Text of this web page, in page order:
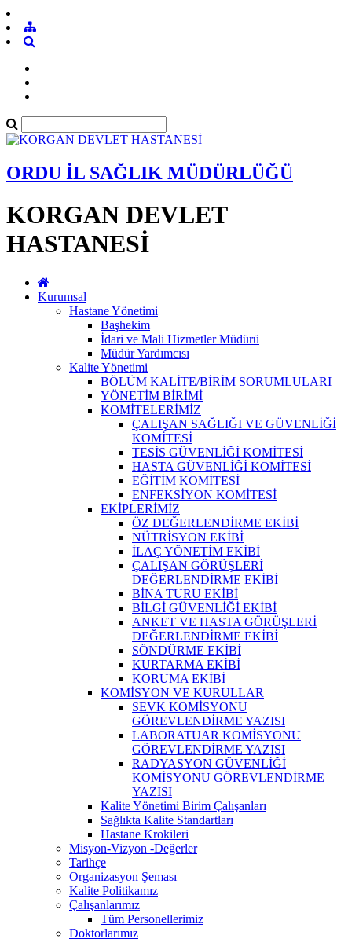
ORDU İL SAĞLIK MÜDÜRLÜĞÜ
KORGAN DEVLET
HASTANESİ
Kurumsal
Hastane Yönetimi
Başhekim
İdari ve Mali Hizmetler Müdürü
Müdür Yardımcısı
Kalite Yönetimi
BÖLÜM KALİTE/BİRİM SORUMLULARI
YÖNETİM BİRİMİ
KOMİTELERİMİZ
ÇALIŞAN SAĞLIĞI VE GÜVENLİĞİ
KOMİTESİ
TESİS GÜVENLİĞİ KOMİTESİ
HASTA GÜVENLİĞİ KOMİTESİ
EĞİTİM KOMİTESİ
ENFEKSİYON KOMİTESİ
EKİPLERİMİZ
ÖZ DEĞERLENDİRME EKİBİ
NÜTRİSYON EKİBİ
İLAÇ YÖNETİM EKİBİ
ÇALIŞAN GÖRÜŞLERİ
DEĞERLENDİRME EKİBİ
BİNA TURU EKİBİ
BİLGİ GÜVENLİĞİ EKİBİ
ANKET VE HASTA GÖRÜŞLERİ
DEĞERLENDİRME EKİBİ
SÖNDÜRME EKİBİ
KURTARMA EKİBİ
KORUMA EKİBİ
KOMİSYON VE KURULLAR
SEVK KOMİSYONU
GÖREVLENDİRME YAZISI
LABORATUAR KOMİSYONU
GÖREVLENDİRME YAZISI
RADYASYON GÜVENLİĞİ
KOMİSYONU GÖREVLENDİRME
YAZISI
Kalite Yönetimi Birim Çalışanları
Sağlıkta Kalite Standartları
Hastane Krokileri
Misyon-Vizyon -Değerler
Tarihçe
Organizasyon Şeması
Kalite Politikamız
Çalışanlarımız
Tüm Personellerimiz
Doktorlarımız